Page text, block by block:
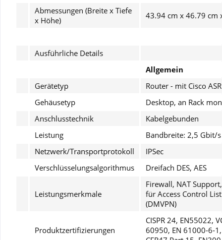
Abmessungen (Breite x Tiefe
x Höhe)
43.94 cm x 46.79 cm
Ausführliche Details
Allgemein
Gerätetyp
Router - mit Cisco
Gehäusetyp
Desktop, an Rack
Anschlusstechnik
Kabelgebunden
Leistung
Bandbreite: 2,5 Gbit/s
Netzwerk/Transportprotokoll
IPSec
Verschlüsselungsalgorithmus
Dreifach DES, AES
Leistungsmerkmale
Firewall, NAT
für Access Control
(DMVPN)
Produktzertifizierungen
CISPR 24, EN55022,
60950, EN 61000-6-1,